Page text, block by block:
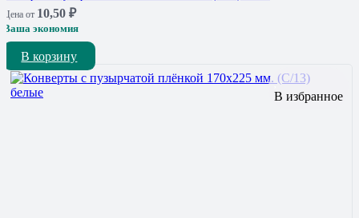
Цена от 10,50 ₽
Ваша экономия
В корзину
В избранное